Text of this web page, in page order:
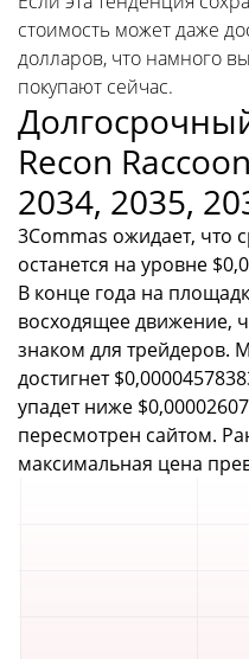
стоимость может даже
долларов, что намного
покупают сейчас.
Recon
2034, 2035,
3Commas ожидает, что
останется на уровне
В конце года на
восходящее движение,
знаком для трейдеров.
достигнет
упадет ниже
пересмотрен сайтом.
максимальная цена